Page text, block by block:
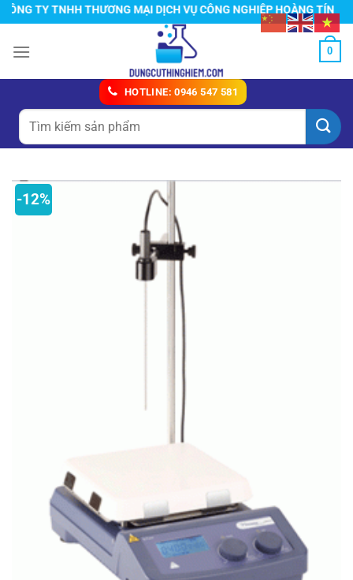
Chuyển
đến
nội
TY TNHH THƯƠNG MẠI DỊCH VỤ CÔNG NGHIỆP HOÀNG TÍN
0
HOTLINE: 0946 547 581
Tìm
kiếm:
-12%